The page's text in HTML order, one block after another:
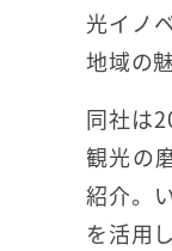
光イノ
地域の
同社は
観光の
紹介。
を活用